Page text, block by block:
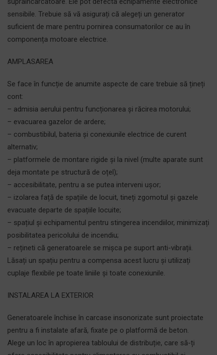
sensibile. Trebuie să vă asigurați că alegeți un generator
suficient de mare pentru pornirea consumatorilor ce au în
componența motoare electrice.
AMPLASAREA
Se face în funcție de anumite aspecte de care trebuie să țineți
cont:
– admisia aerului pentru funcționarea și răcirea motorului;
– evacuarea gazelor de ardere;
– combustibilul, bateria și conexiunile electrice de curent
alternativ;
– platformele de montare rigide și la nivel (multe aparate sunt
deja montate pe structură de oțel);
– accesibilitate, pentru a se putea interveni ușor;
– izolarea față de spațiile de locuit, tineți zgomotul și gazele
evacuate departe de spațiile locuite;
– spațiul și echipamentul pentru stingerea incendiilor, minimizați
posibilitatea pericolului de incendiu;
– rețineti că generatoarele se mișca pe suport anti-vibrații.
Lăsați un spațiu pentru a compensa acest lucru și utilizați
cuplaje flexibile pe toate liniile și toate conexiunile.
INSTALAREA LA EXTERIOR
Generatoarele închise în carcase insonorizate sunt proiectate
pentru a fi instalate afară, fixate pe o platformă de beton.
Alege un loc în apropierea tabloului de distribuție, care să-ți